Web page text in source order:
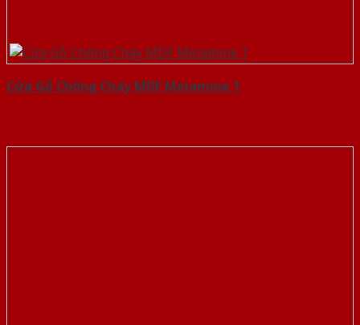
Cửa Gỗ Chống Cháy MDF Melamine 1